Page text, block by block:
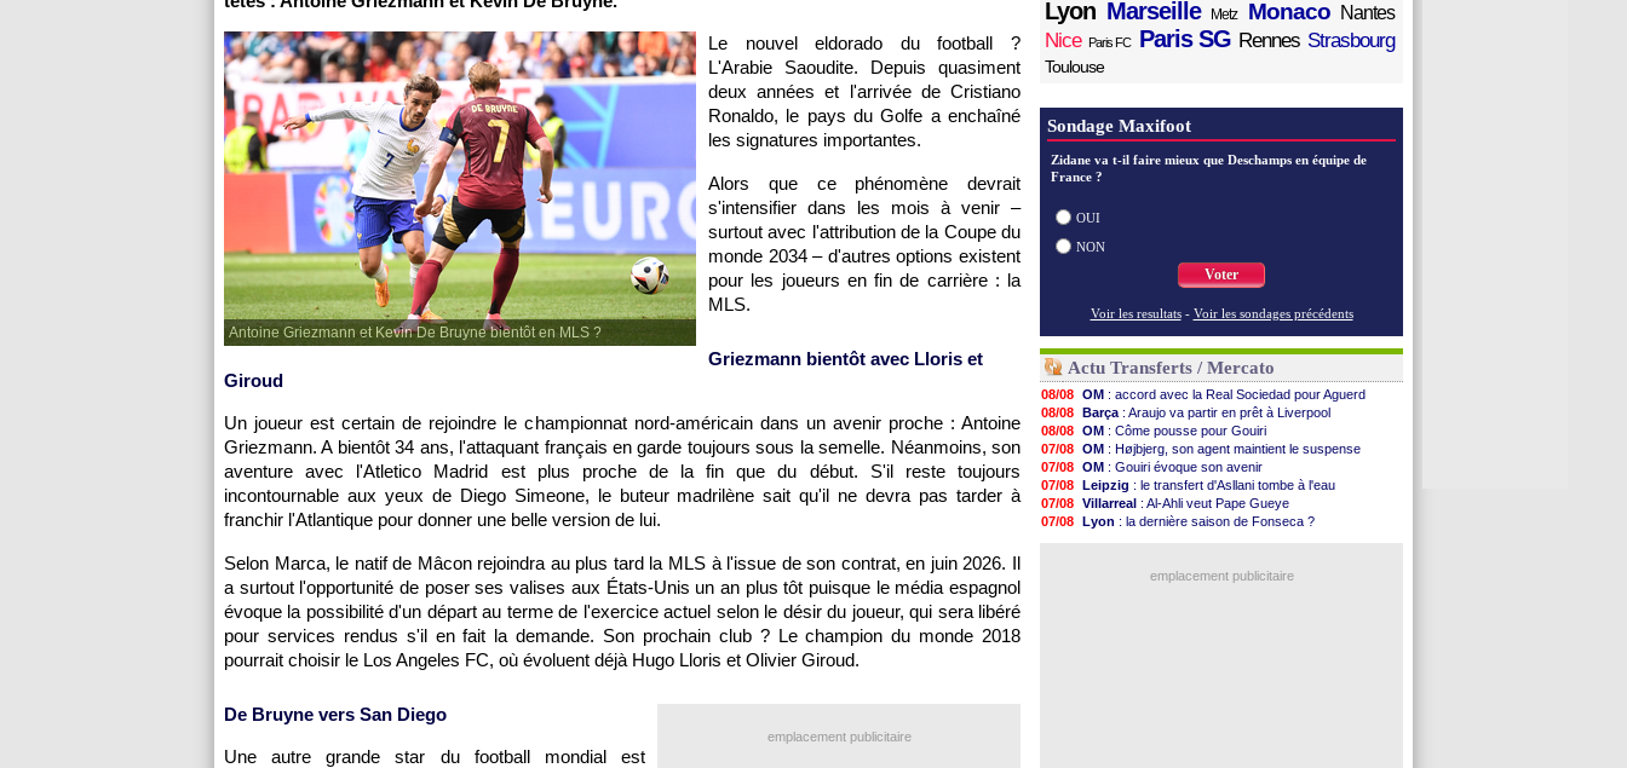
Antoine Griezmann et Kevin De Bruyne bientôt en MLS ?
Le nouvel eldorado du football ?
L'Arabie Saoudite. Depuis quasiment
deux années et l'arrivée de Cristiano
Ronaldo, le pays du Golfe a enchaîné
les signatures importantes.
Alors que ce phénomène devrait
s'intensifier dans les mois à venir –
surtout avec l'attribution de la Coupe du
monde 2034 – d'autres options existent
pour les joueurs en fin de carrière : la
MLS.
Griezmann bientôt avec Lloris et
Giroud
Un joueur est certain de rejoindre le championnat nord-américain dans un avenir proche : Antoine
Griezmann. A bientôt 34 ans, l'attaquant français en garde toujours sous la semelle. Néanmoins, son
aventure avec l'Atletico Madrid est plus proche de la fin que du début. S'il reste toujours
incontournable aux yeux de Diego Simeone, le buteur madrilène sait qu'il ne devra pas tarder à
franchir l'Atlantique pour donner une belle version de lui.
Selon Marca, le natif de Mâcon rejoindra au plus tard la MLS à l'issue de son contrat, en juin 2026. Il
a surtout l'opportunité de poser ses valises aux États-Unis un an plus tôt puisque le média espagnol
évoque la possibilité d'un départ au terme de l'exercice actuel selon le désir du joueur, qui sera libéré
pour services rendus s'il en fait la demande. Son prochain club ? Le champion du monde 2018
pourrait choisir le Los Angeles FC, où évoluent déjà Hugo Lloris et Olivier Giroud.
emplacement publicitaire
De Bruyne vers San Diego
Une autre grande star du football mondial est
Lyon Marseille Metz Monaco Nantes
Nice Paris FC Paris SG Rennes Strasbourg
Toulouse
Sondage Maxifoot
Zidane va t-il faire mieux que Deschamps en équipe de
France ?
OUI
NON
Voter
Voir les resultats - Voir les sondages précédents
Actu Transferts / Mercato
08/08 OM : accord avec la Real Sociedad pour Aguerd
08/08 Barça : Araujo va partir en prêt à Liverpool
08/08 OM : Côme pousse pour Gouiri
07/08 OM : Højbjerg, son agent maintient le suspense
07/08 OM : Gouiri évoque son avenir
07/08 Leipzig : le transfert d'Asllani tombe à l'eau
07/08 Villarreal : Al-Ahli veut Pape Gueye
07/08 Lyon : la dernière saison de Fonseca ?
: Kevin Carlos va partir en Italie
emplacement publicitaire